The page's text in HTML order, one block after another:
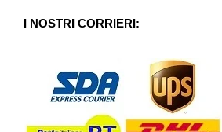
5I NOSTRI CORRIERI: